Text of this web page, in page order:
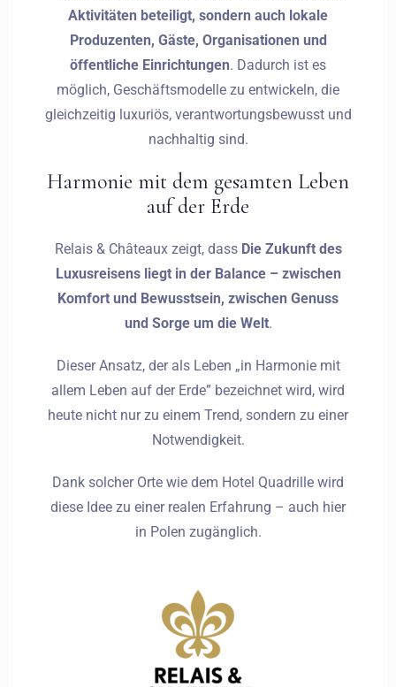
Aktivitäten beteiligt, sondern auch lokale
Produzenten, Gäste, Organisationen und
öffentliche Einrichtungen. Dadurch ist es
möglich, Geschäftsmodelle zu entwickeln, die
gleichzeitig luxuriös, verantwortungsbewusst und
nachhaltig sind.
Harmonie mit dem gesamten Leben
auf der Erde
Relais & Châteaux zeigt, dass Die Zukunft des
Luxusreisens liegt in der Balance – zwischen
Komfort und Bewusstsein, zwischen Genuss
und Sorge um die Welt.
Dieser Ansatz, der als Leben „in Harmonie mit
allem Leben auf der Erde” bezeichnet wird, wird
heute nicht nur zu einem Trend, sondern zu einer
Notwendigkeit.
Dank solcher Orte wie dem Hotel Quadrille wird
diese Idee zu einer realen Erfahrung – auch hier
in Polen zugänglich.